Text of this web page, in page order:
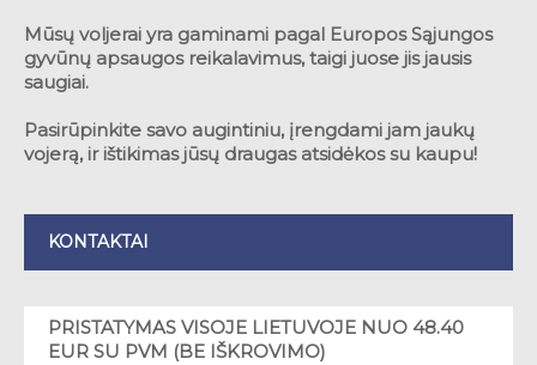
Mūsų voljerai yra gaminami pagal Europos Sąjungos
gyvūnų apsaugos reikalavimus, taigi juose jis jausis
saugiai.
Pasirūpinkite savo augintiniu, įrengdami jam jaukų
vojerą, ir ištikimas jūsų draugas atsidėkos su kaupu!
KONTAKTAI
PRISTATYMAS VISOJE LIETUVOJE NUO 48.40
EUR SU PVM (BE IŠKROVIMO)